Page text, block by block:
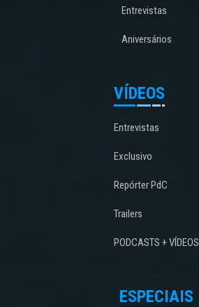
Entrevistas
Aniversários
VÍDEOS
Entrevistas
Exclusivo
Repórter PdC
Trailers
PODCASTS + VÍDEOS
ESPECIAIS